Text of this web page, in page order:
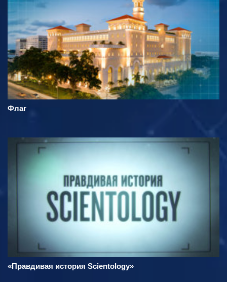
Флаг
«Правдивая история Scientology»